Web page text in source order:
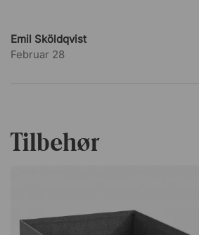
Emil Sköldqvist
Februar 28
Tilbehør